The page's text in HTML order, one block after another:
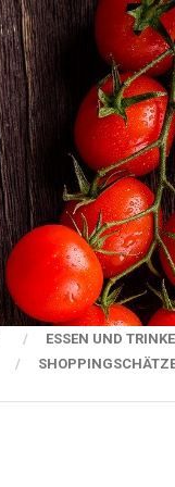
ESSEN UND